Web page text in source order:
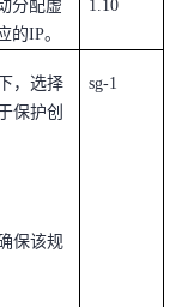
分配虚
的IP。
1.10
，选择
保护创
保该规
sg-1